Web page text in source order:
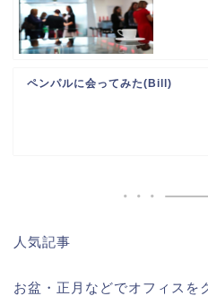
ペンパルに会ってみた(Bill)
人気記事
お盆・正月などでオフィスを